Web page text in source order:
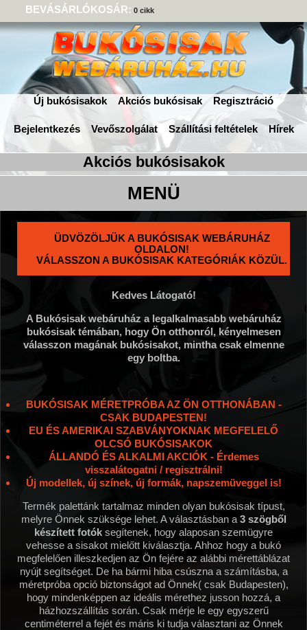
BEVÁSÁRLÓKOSÁR: 0 cikk
Új bukósisakok Akciós bukósisak Regisztráció
Bejelentkezés Vevőszolgálat Szállítási feltételek Hírek
ÜDVÖZÖLJÜK A BUKÓSISAK WEBÁRUHÁZ
OLDALON!
VÁLASSZON A BUKÓSISAK KATEGÓRIÁK KÖZÜL.
Kedves Látogató!
A Bukósisak webáruház a legalkalmasabb webáruház
bukósisak témában, hogy Ön otthonról, kényelmesen
válasszon magának bukósisakot, mintha csak elmenne
egy boltba.
BUKÓSISAK MÉRETPRÓBA AZ ÖN OTTHONÁBAN -
CSAK BUDAPESTEN!
EU ÉS AMERIKAI SZABVÁNYOKNAK MEGFELELŐ
OLCSÓ BUKÓSISAKOK
ÁLLANDÓ ÉS ALKALMI AKCIÓK - Érdemes
visszalátogatni / regisztrálni!
Új modellek, új színek, új formák, napszemüveggel is!
Termék palettánk tartalmaz minden olyan bukósisak típust,
melyre Önnek szüksége lehet. A választásban a 3 szögből
készített fotók segítenek, hogy alaposan szemügyre
vehesse a sisakot mielőtt kiválasztja. Ahhoz hogy a bukó
megfelelően illeszkedjen az Ön fejére az alábbi mérettáblázat
nyújt segítséget. De ha bármi hiba csúszna a számításba, a
méretpróba opció biztonságot ad Önnek( csak Budapesten),
hogy mindenképpen az ideális mérethez jusson hozzá, a
házhozszállítás során. Csak mérje le egy egyszerű
centiméterrel a fejét és máris ki tudja választani az Önnek